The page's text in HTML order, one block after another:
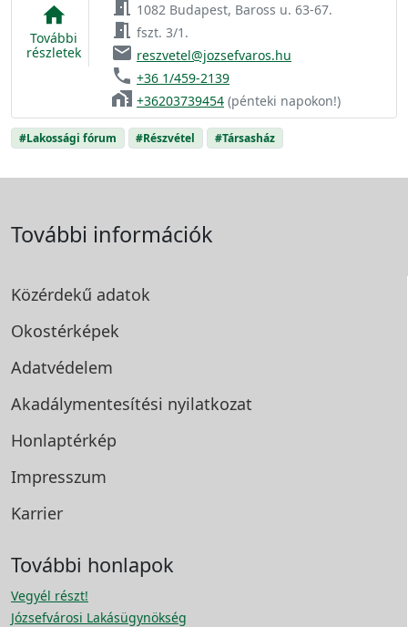
home
További
részletek
meeting_room 1082 Budapest, Baross u. 63-67.
meeting_room fszt. 3/1.
email reszvetel@jozsefvaros.hu
phone +36 1/459-2139
home_work +36203739454 (pénteki napokon!)
#Lakossági fórum #Részvétel #Társasház
További információk
Közérdekű adatok
Okostérképek
Adatvédelem
Akadálymentesítési nyilatkozat
Honlaptérkép
Impresszum
Karrier
További honlapok
Vegyél részt!
Józsefvárosi Lakásügynökség